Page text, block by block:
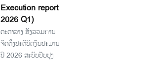
Execution report
2026 Q1)
ຕະຕາລາງ ສັງລວມການ
ຈັດຕັ້ງປະຕິບັດງົບປະມານ
ປີ 2026 ສະບັບປັບປຸງ